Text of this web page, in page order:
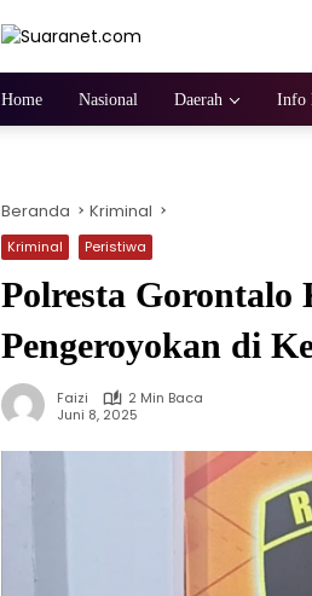
Home Nasional Daerah Info
Beranda Kriminal
Kriminal Peristiwa
Polresta Gorontalo
Pengeroyokan di
Faizi
2 Min Baca
Juni 8, 2025